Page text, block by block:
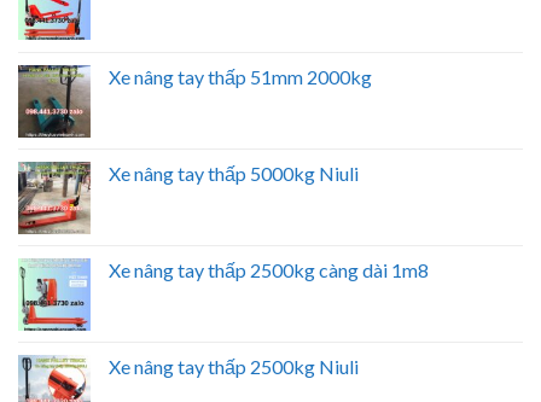
Xe nâng tay thấp 51mm 2000kg
Xe nâng tay thấp 5000kg Niuli
Xe nâng tay thấp 2500kg càng dài 1m8
Xe nâng tay thấp 2500kg Niuli